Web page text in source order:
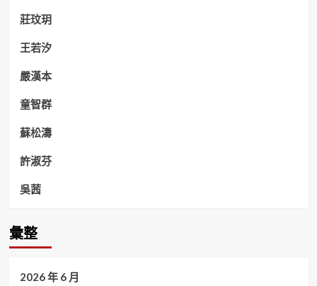
莊玟玥
王若汐
嚴漢本
童智群
蘇松濤
許淑芬
吳茜
彙整
2026 年 6 月